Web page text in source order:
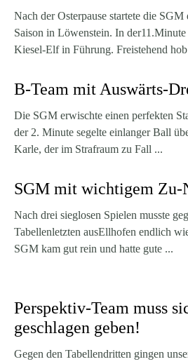
Nach der Osterpause startete die
Saison in Löwenstein. In
Kiesel-Elf in Führung. Freistehend
B-Team mit Auswärts-
Die SGM erwischte einen perfekten
der 2. Minute segelte einlanger Ball
Karle, der im Strafraum zu Fall ...
SGM mit wichtigem
Nach drei sieglosen Spielen musste
Tabellenletzten ausEllhofen endlich
SGM kam gut rein und hatte gute ...
Perspektiv-Team muss
geschlagen geben!
Gegen den Tabellendritten gingen